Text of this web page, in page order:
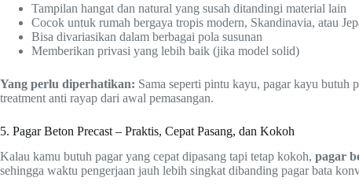
Tampilan hangat dan natural yang susah ditandingi material lain
Cocok untuk rumah bergaya tropis modern, Skandinavia, atau
Bisa divariasikan dalam berbagai pola susunan
Memberikan privasi yang lebih baik (jika model solid)
Yang perlu diperhatikan: Sama seperti pintu kayu, pagar kayu butuh
treatment anti rayap dari awal pemasangan.
5. Pagar Beton Precast – Praktis, Cepat Pasang, dan Kokoh
Kalau kamu butuh pagar yang cepat dipasang tapi tetap kokoh, pagar
sehingga waktu pengerjaan jauh lebih singkat dibanding pagar bata